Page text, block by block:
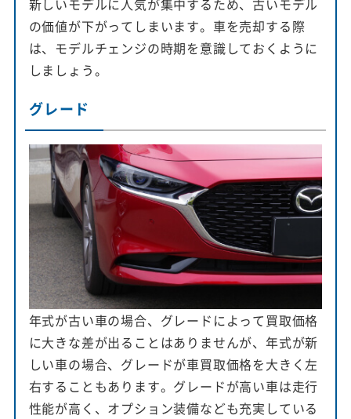
の価値が下がってしまいます。車を売却する際
は、モデルチェンジの時期を意識しておくように
しましょう。
グレード
年式が古い車の場合、グレードによって買取価格
に大きな差が出ることはありませんが、年式が新
しい車の場合、グレードが車買取価格を大きく左
右することもあります。グレードが高い車は走行
性能が高く、オプション装備なども充実している